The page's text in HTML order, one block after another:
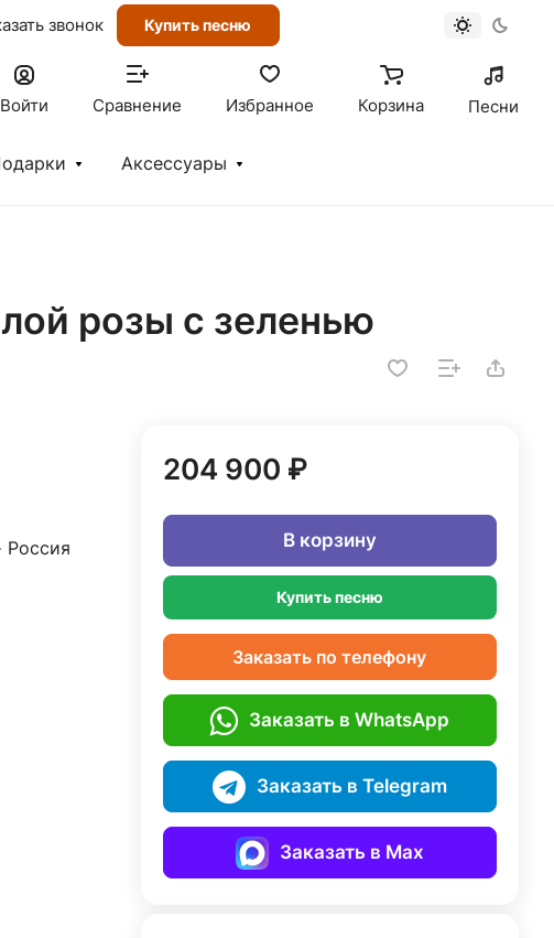
звонок Купить песню
Войти Сравнение Избранное Корзина Песни
Аксессуары
розы с зеленью
Россия
204 900 ₽
В корзину
Купить песню
Заказать по телефону
Заказать в WhatsApp
Заказать в Telegram
Заказать в Max